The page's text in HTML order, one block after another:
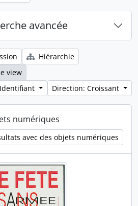
avancée
Hiérarchie
view
Direction: Croissant
numériques
avec des objets numériques